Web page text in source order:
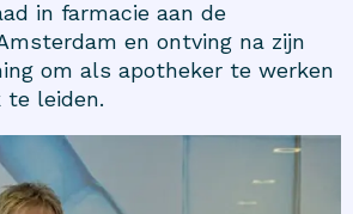
in farmacie aan de
en ontving na zijn
om als apotheker te werken
te leiden.